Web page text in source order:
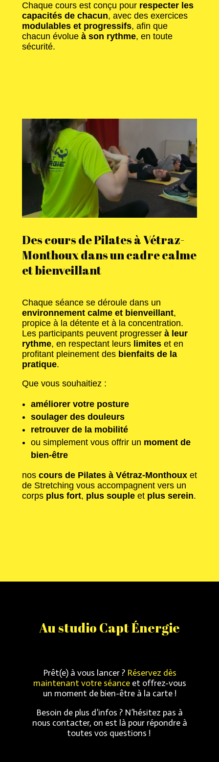
Chaque cours est conçu pour respecter les
capacités de chacun, avec des exercices
modulables et progressifs, afin que
chacun évolue à son rythme, en toute
sécurité.
Des cours de Pilates à Vétraz-
Monthoux dans un cadre calme
et bienveillant
Chaque séance se déroule dans un
environnement calme et bienveillant,
propice à la détente et à la concentration.
Les participants peuvent progresser à leur
rythme, en respectant leurs limiteset en
profitant pleinement des bienfaits de la
pratique.
Que vous souhaitiez :
améliorer votre posture
soulager des douleurs
retrouver de la mobilité
ou simplement vous offrir un moment de
bien-être
nos cours de Pilates à Vétraz-Monthouxet
de Stretching vous accompagnent vers un
corps plus fort, plus soupleet plus serein.
Au studio Capt Énergie
Prêt(e) à vous lancer ? Réservez dès
maintenant votre séanceet offrez-vous
un moment de bien-être à la carte !
Besoin de plus d’infos ? N’hésitez pas à
nous contacter, on est là pour répondre à
toutes vos questions !